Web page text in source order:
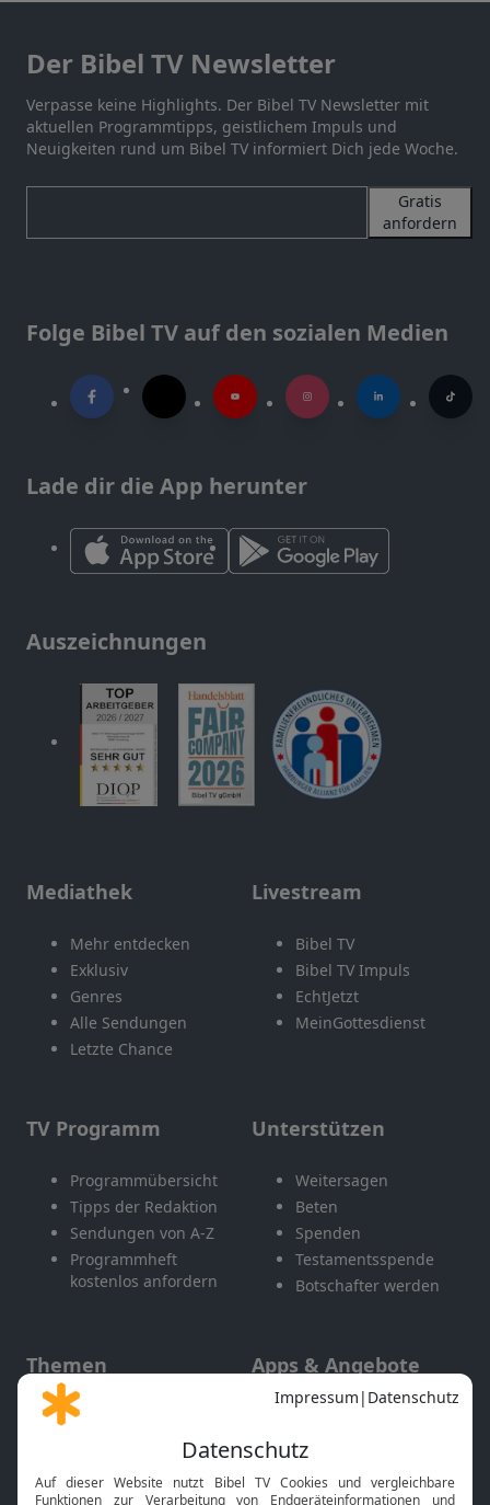
Der Bibel TV Newsletter
Verpasse keine Highlights. Der Bibel TV Newsletter mit
aktuellen Programmtipps, geistlichem Impuls und
Neuigkeiten rund um Bibel TV informiert Dich jede Woche.
Gratis
anfordern
Folge Bibel TV auf den sozialen Medien
Lade dir die App herunter
Auszeichnungen
Mediathek
Mehr entdecken
Exklusiv
Genres
Alle Sendungen
Letzte Chance
Livestream
Bibel TV
Bibel TV Impuls
EchtJetzt
MeinGottesdienst
TV Programm
Programmübersicht
Tipps der Redaktion
Sendungen von A-Z
Programmheft
kostenlos anfordern
Unterstützen
Weitersagen
Beten
Spenden
Testamentsspende
Botschafter werden
Themen
Gott und Bibel erklärt
Neuigkeiten
Apps & Angebote
Mobile App
Smart TV